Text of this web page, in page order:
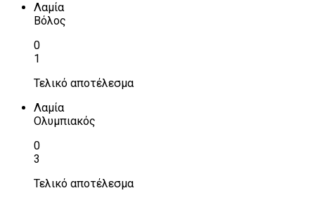
Λαμία
Βόλος
0
1
Τελικό αποτέλεσμα
Λαμία
Ολυμπιακός
0
3
Τελικό αποτέλεσμα